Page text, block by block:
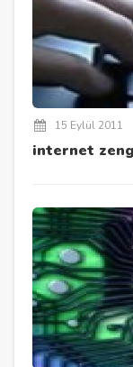
15 Eylül 2011
internet